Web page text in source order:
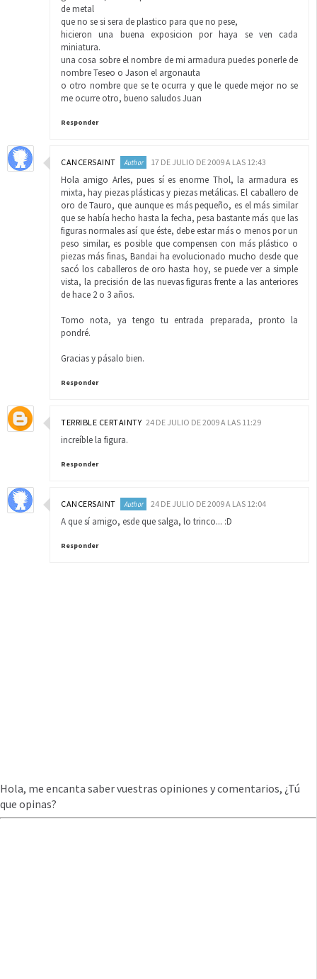
de metal
que no se si sera de plastico para que no pese,
hicieron una buena exposicion por haya se ven cada
miniatura.
una cosa sobre el nombre de mi armadura puedes ponerle de
nombre Teseo o Jason el argonauta
o otro nombre que se te ocurra y que le quede mejor no se
me ocurre otro, bueno saludos Juan
Responder
CANCERSAINT 17 DE JULIO DE 2009 A LAS 12:43
Hola amigo Arles, pues sí es enorme Thol, la armadura es
mixta, hay piezas plásticas y piezas metálicas. El caballero de
oro de Tauro, que aunque es más pequeño, es el más similar
que se había hecho hasta la fecha, pesa bastante más que las
figuras normales así que éste, debe estar más o menos por un
peso similar, es posible que compensen con más plástico o
piezas más finas, Bandai ha evolucionado mucho desde que
sacó los caballeros de oro hasta hoy, se puede ver a simple
vista, la precisión de las nuevas figuras frente a las anteriores
de hace 2 o 3 años.
Tomo nota, ya tengo tu entrada preparada, pronto la
pondré.
Gracias y pásalo bien.
Responder
TERRIBLE CERTAINTY 24 DE JULIO DE 2009 A LAS 11:29
increíble la figura.
Responder
CANCERSAINT 24 DE JULIO DE 2009 A LAS 12:04
A que sí amigo, esde que salga, lo trinco... :D
Responder
Hola, me encanta saber vuestras opiniones y comentarios, ¿Tú
que opinas?